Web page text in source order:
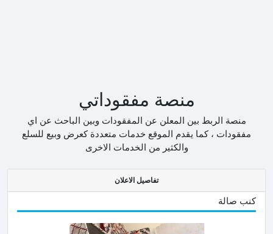
منصة مفقوداتي
منصة الربط بين المعلن عن المفقودات وبين الباحث عن اي
مفقودات ، كما يقدم الموقع خدمات متعددة كعرض وبيع للسلع
والكثير من الخدمات الاخرى
تفاصيل الاعلان
كنب صالة